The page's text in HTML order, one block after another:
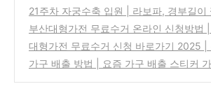
보파, 경부길이)
(0)
21주차 자궁수축 입원 | 라보파, 경부길이
짐
(0)
부산대형가전 무료수거 온라인 신청방법
25 수거 가능품목 정리(가전O, 가구X)
(0)
대형가전 무료수거 신청 바로가기 2025 |
거 가능품목 vs 불가품목은?
(0)
가구 배출 방법 | 요즘 가구 배출 스티커 가